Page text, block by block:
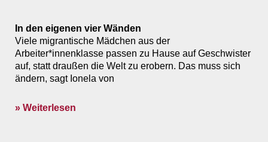
In den eigenen vier Wänden
Viele migrantische Mädchen aus der
Arbeiter*innenklasse passen zu Hause auf Geschwister
auf, statt draußen die Welt zu erobern. Das muss sich
ändern, sagt Ionela von
» Weiterlesen